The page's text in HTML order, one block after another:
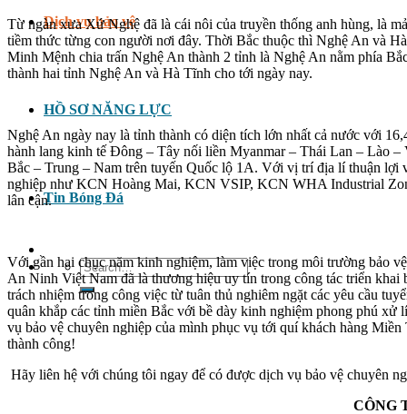
Dịch vụ bảo vệ
HỒ SƠ NĂNG LỰC
Tin Bóng Đá
Search
for:
Từ ngàn xưa Xứ Nghệ đã là cái nôi của truyền thống anh hùng, là
tiềm thức từng con người nơi đây. Thời Bắc thuộc thì Nghệ An và
Minh Mệnh chia trấn Nghệ An thành 2 tỉnh là Nghệ An nằm phía
thành hai tỉnh Nghệ An và Hà Tĩnh cho tới ngày nay.
Nghệ An ngày nay là tỉnh thành có diện tích lớn nhất cả nước với
hành lang kinh tế Đông ­– Tây nối liền Myanmar – Thái Lan – Lào
Bắc – Trung – Nam trên tuyến Quốc lộ 1A. Với vị trí địa lí thuận lợi
nghiệp như KCN Hoàng Mai, KCN VSIP, KCN WHA Industrial
lân cận.
Với gần hai chục năm kinh nghiệm, làm việc trong môi trường bảo
An Ninh Việt Nam đã là thương hiệu uy tín trong công tác triển khai
trách nhiệm trong công việc từ tuân thủ nghiêm ngặt các yêu cầu
quân khắp các tỉnh miền Bắc với bề dày kinh nghiệm phong phú xử
vụ bảo vệ chuyên nghiệp của mình phục vụ tới quí khách hàng
thành công!
Hãy liên hệ với chúng tôi ngay để có được dịch vụ bảo vệ chuyên
CÔNG